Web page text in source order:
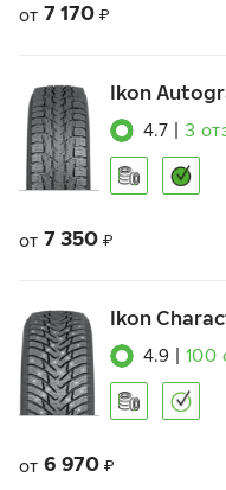
от 7 170 ₽
Ikon
4.7 3
от 7 350 ₽
Ikon
4.9 100
от 6 970 ₽